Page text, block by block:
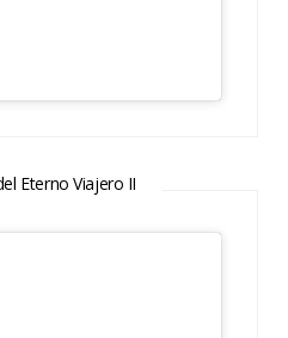
Eterno Viajero II